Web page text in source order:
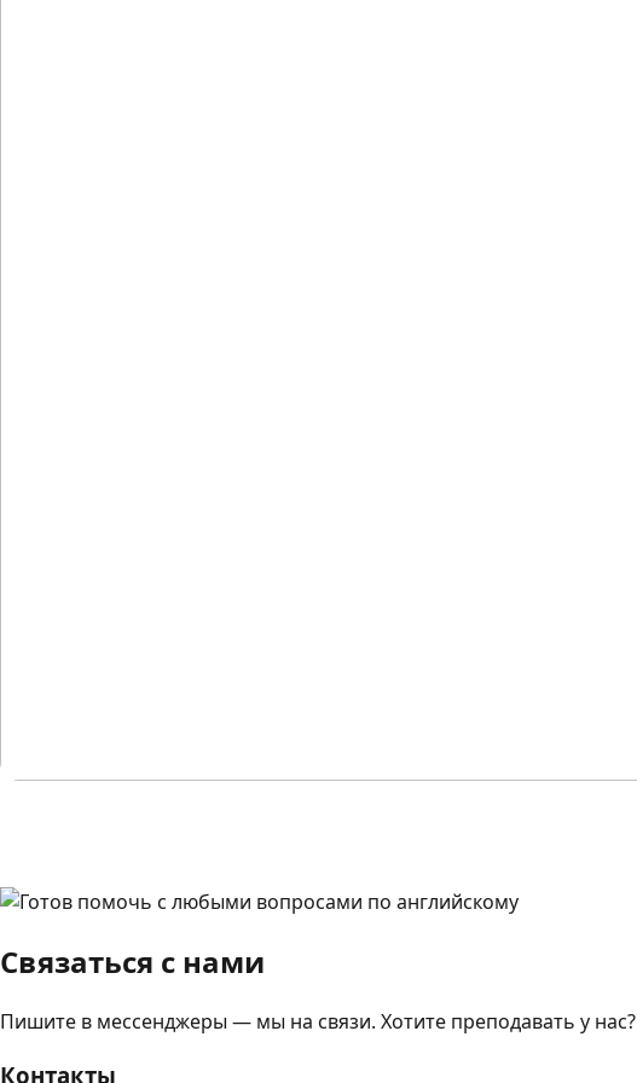
Связаться с нами
Пишите в мессенджеры — мы на связи. Хотите преподавать у нас?
Контакты